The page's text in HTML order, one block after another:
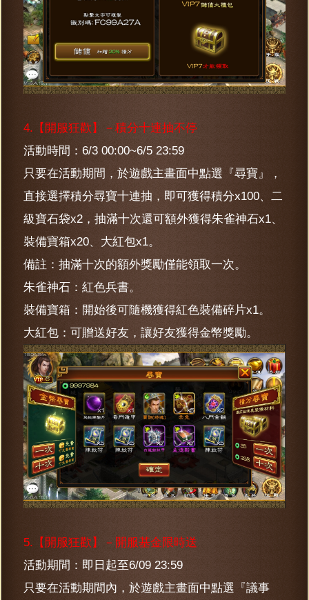
4.【開服狂歡】－積分十連抽不停
活動時間：6/3 00:00~6/5 23:59
只要在活動期間，於遊戲主畫面中點選『尋寶』，
直接選擇積分尋寶十連抽，即可獲得積分x100、二
級寶石袋x2，抽滿十次還可額外獲得朱雀神石x1、
裝備寶箱x20、大紅包x1。
備註：抽滿十次的額外獎勵僅能領取一次。
朱雀神石：紅色兵書。
裝備寶箱：開始後可隨機獲得紅色裝備碎片x1。
大紅包：可贈送好友，讓好友獲得金幣獎勵。
5.【開服狂歡】－開服基金限時送
活動期間：即日起至6/09 23:59
只要在活動期間內，於遊戲主畫面中點選『議事